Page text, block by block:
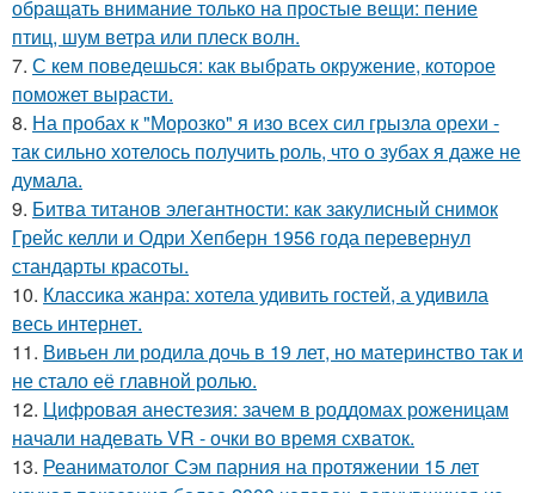
обращать внимание только на простые вещи: пение
птиц, шум ветра или плеск волн.
7. С кем поведешься: как выбрать окружение, которое
поможет вырасти.
8. На пробах к "Морозко" я изо всех сил грызла орехи -
так сильно хотелось получить роль, что о зубах я даже не
думала.
9. Битва титанов элегантности: как закулисный снимок
Грейс келли и Одри Хепберн 1956 года перевернул
стандарты красоты.
10. Классика жанра: хотела удивить гостей, а удивила
весь интернет.
11. Вивьен ли родила дочь в 19 лет, но материнство так и
не стало её главной ролью.
12. Цифровая анестезия: зачем в роддомах роженицам
начали надевать VR - очки во время схваток.
13. Реаниматолог Сэм парния на протяжении 15 лет